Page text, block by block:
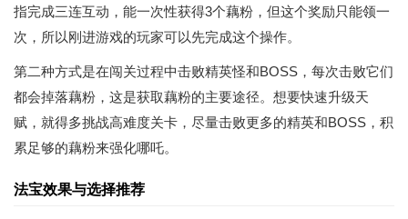
指完成三连互动，能一次性获得3个藕粉，但这个奖励只能领一
次，所以刚进游戏的玩家可以先完成这个操作。
第二种方式是在闯关过程中击败精英怪和BOSS，每次击败它们
都会掉落藕粉，这是获取藕粉的主要途径。想要快速升级天
赋，就得多挑战高难度关卡，尽量击败更多的精英和BOSS，积
累足够的藕粉来强化哪吒。
法宝效果与选择推荐